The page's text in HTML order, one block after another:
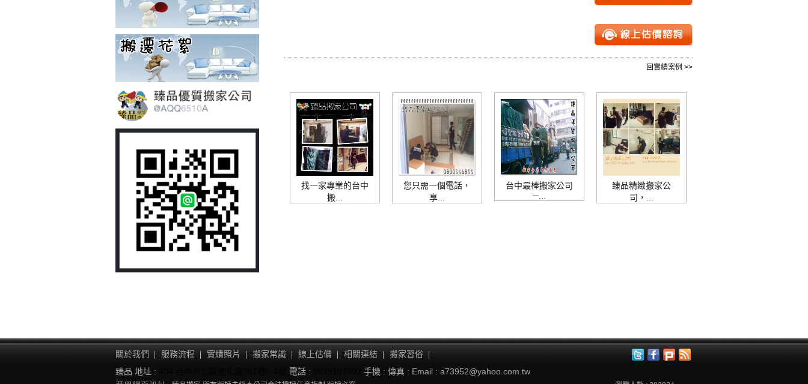
回實績案例 >>
找一家專業的台中
搬...
您只需一個電話，
享...
台中最棒搬家公司
─...
臻品精緻搬家公
司，...
關於我們 服務流程 實績照片 搬家常識 線上估價 相關連結
搬家習俗
臻品 地址 :
電話 : 手機 : 傳真 : Email : a73952@yahoo.com.tw